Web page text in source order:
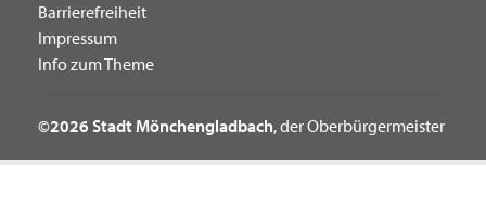
Barrierefreiheit
Impressum
Info zum Theme
©2026 Stadt Mönchengladbach, der Oberbürgermeister